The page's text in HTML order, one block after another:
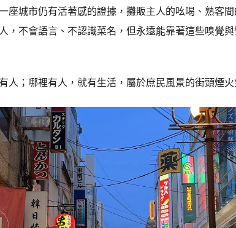
座城市仍有活著感的證據，攤販主人的吆喝、熟客
，不會語言、不認識菜名，但永遠能靠著這些嗅覺
人；哪裡有人，就有生活，屬於庶民風景的街頭煙火